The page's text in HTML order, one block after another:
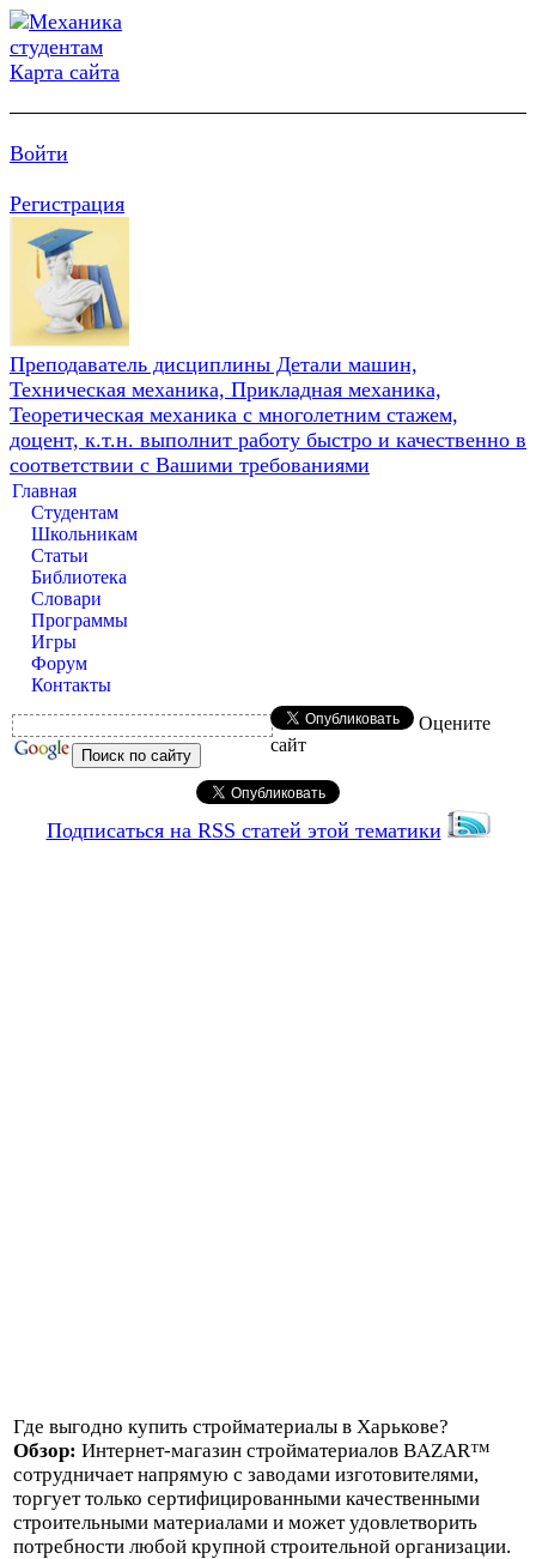
Карта сайта
Войти
Регистрация
Преподаватель дисциплины Детали машин,
Техническая механика, Прикладная механика,
Теоретическая механика с многолетним стажем,
доцент, к.т.н. выполнит работу быстро и качественно в
соответствии с Вашими требованиями
Главная
Студентам
Школьникам
Статьи
Библиотека
Словари
Программы
Игры
Форум
Контакты
Оцените
сайт
Подписаться на RSS статей этой тематики
Где выгодно купить стройматериалы в Харькове?
Обзор: Интернет-магазин стройматериалов BAZAR™
сотрудничает напрямую с заводами изготовителями,
торгует только сертифицированными качественными
строительными материалами и может удовлетворить
потребности любой крупной строительной организации.